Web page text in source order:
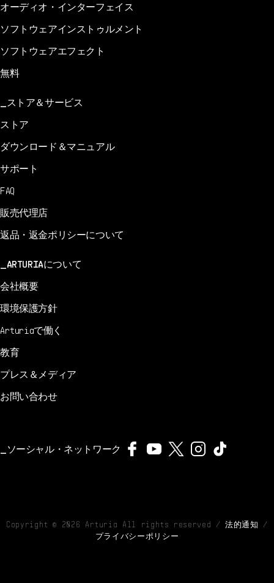
オーディオ・インターフェイス
ソフトウェアインストゥルメント
ソフトウェアエフェクト
無料
ストア＆サービス
ストア
ダウンロード＆マニュアル
サポート
FAQ
販売代理店
返品・返金ポリシーについて
ARTURIAについて
会社概要
環境保護方針
Arturiaで働く
教育
プレス＆メディア
お問い合わせ
ソーシャル・ネットワーク
Copyright © 2026 Arturia All rights reserved /法的通知
/
プライバシーポリシー